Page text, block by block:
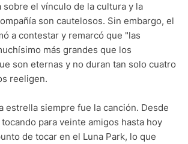
sobre el vínculo de la cultura y la
son cautelosos. Sin embargo, el
a contestar y remarcó que "las
más grandes que los
son eternas y no duran tan solo cuatro
reeligen.
estrella siempre fue la canción. Desde
para veinte amigos hasta hoy
de tocar en el Luna Park, lo que